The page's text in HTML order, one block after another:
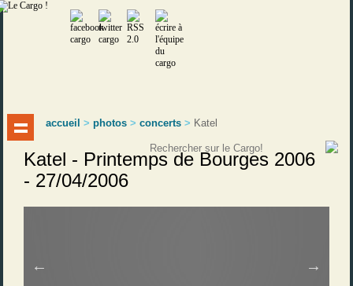
accueil >photos >concerts > Katel
Katel - Printemps de Bourges 2006
- 27/04/2006